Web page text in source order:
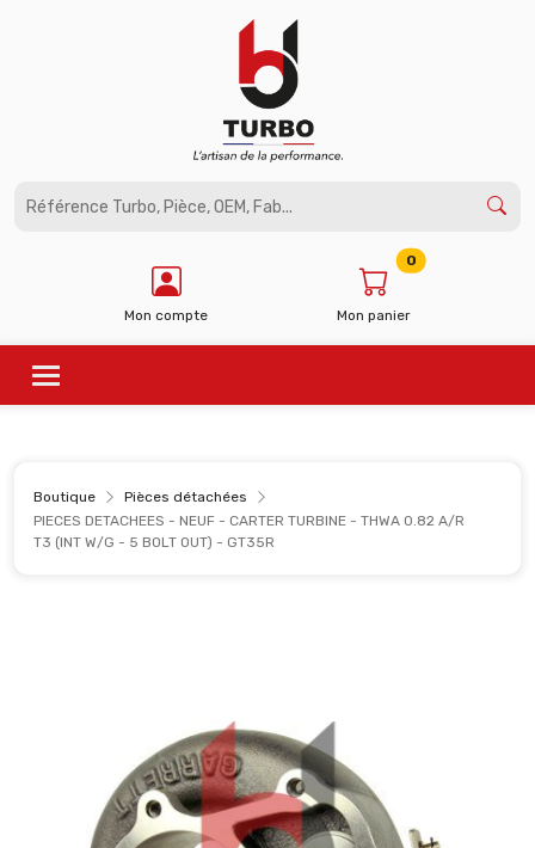
Mon compte Mon panier
0
Boutique
Pièces détachées
PIECES DETACHEES - NEUF - CARTER TURBINE - THWA 0.82 A/R
T3 (INT W/G - 5 BOLT OUT) - GT35R
Panneau de gestion des cookies